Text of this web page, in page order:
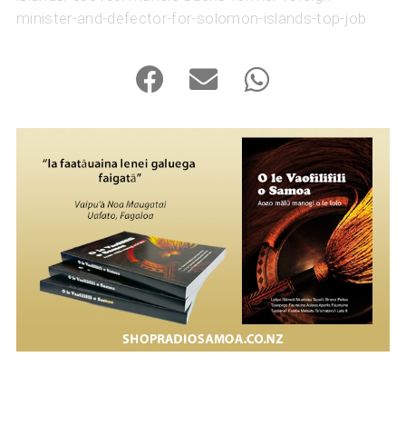
minister-and-defector-for-solomon-islands-top-job